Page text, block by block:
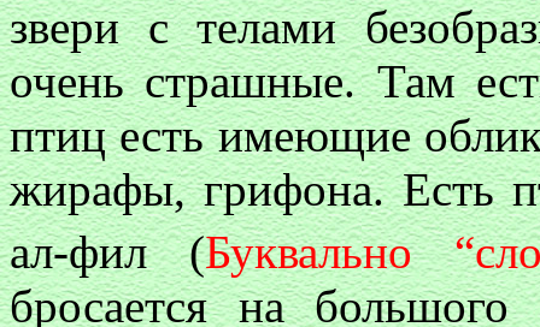
звери с телами
очень страшные. Там
птиц есть имеющие
жирафы, грифона. Есть
ал-фил (Буквально
бросается на